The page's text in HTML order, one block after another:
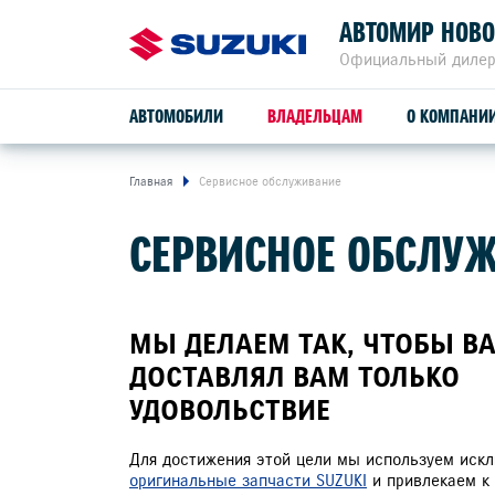
АВТОМИР
Официальный
АВТОМОБИЛИ
SUZUKI VITARA
расход от
4,9 л/100 км
2WD, ALLGRIP 4WD
ВЛАДЕЛЬЦАМ
ОБСЛУЖИВАНИЕ И РЕМОНТ
СЕРВИСНОЕ ОБСЛУЖИВАНИЕ
ГАРАНТИЙНОЕ ОБСЛУЖИВАНИЕ
О
УСЛУГИ АВТОМИР
Главная Сервисное обслуживание
СЕРВИСНОЕ
МЫ ДЕЛАЕМ ТАК, ЧТОБЫ
ДОСТАВЛЯЛ ВАМ ТОЛЬКО
УДОВОЛЬСТВИЕ
Для достижения этой цели мы используем
оригинальные запчасти SUZUKI и привлекаем